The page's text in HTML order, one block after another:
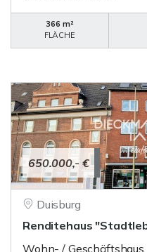
366 m²
FLÄCHE
650.000,- €
Duisburg
Renditehaus
Wohn- / Geschäftshaus